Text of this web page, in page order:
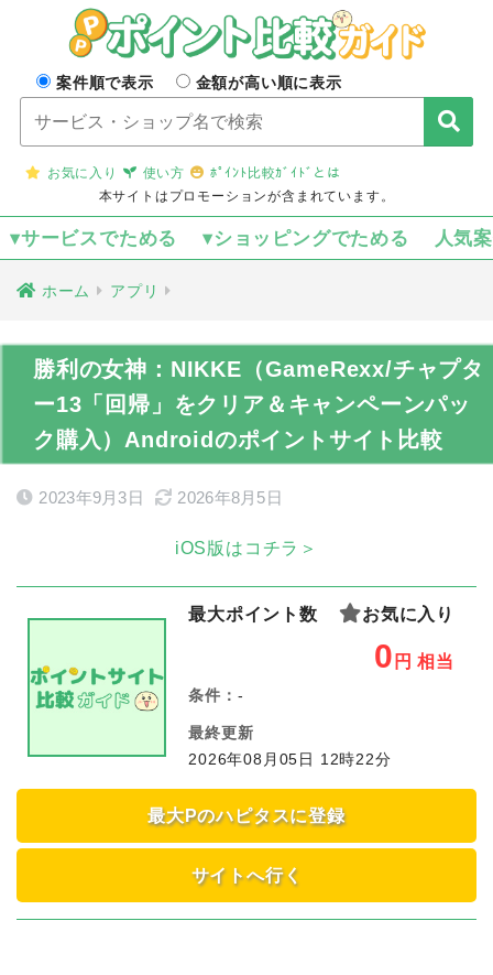
案件順で表示 金額が高い順に表示
お気に入り 使い方
ﾎﾟｲﾝﾄ比較ｶﾞｲﾄﾞとは
本サイトはプロモーションが含まれています。
▾サービスでためる ▾ショッピングでためる 人気
ホーム アプリ
勝利の女神：NIKKE（GameRexx/チャプタ
ー13「回帰」をクリア＆キャンペーンパッ
ク購入）Androidのポイントサイト比較
2023年9月3日 2026年8月5日
iOS版はコチラ＞
最大ポイント数 お気に入り
0 円 相当
条件： -
最終更新
2026年08月05日 12時22分
最大Pのハピタスに登録
サイトへ行く